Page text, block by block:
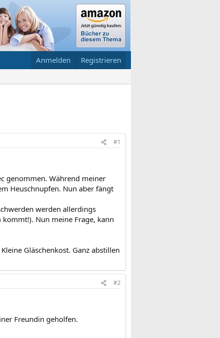
Anmelden Registrieren
#1
genommen. Während meiner
Heuschnupfen. Nun aber fängt
werden allerdings
Nun meine Frage, kann
Gläschenkost. Ganz abstillen
#2
Freundin geholfen.